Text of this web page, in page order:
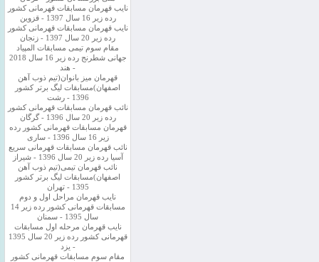
نایب قهرمان مسابقات قهرمانی کشور
رده زیر 16 سال 1397 - قزوین
نایب قهرمان مسابقات قهرمانی کشور
رده زیر 20 سال 1397 - زنجان
مقام سوم تیمی مسابقات المپیاد
جهانی شطرنج رده زیر 16 سال 2018
- هند
قهرمان میز بانوان(تیم ذوب آهن
اصفهان)مسابقات لیگ برتر کشور
1396 - رشت
نائب قهرمان مسابقات قهرمانی کشور
رده زیر 20 سال 1396 - گرگان
قهرمان مسابقات قهرمانی کشور رده
زیر 16 سال 1396 - ساری
نائب قهرمان مسابقات قهرمانی سریع
آسیا رده زیر 20 سال 1396 - شیراز
نائب قهرمان تیمی(تیم ذوب آهن
اصفهان)مسابقات لیگ برتر کشور
1395 - تهران
نایب قهرمان مراحل اول و دوم
مسابقات قهرمانی کشور رده زیر 14
سال 1395 - سمنان
نایب قهرمان مرحله اول مسابقات
قهرمانی کشور رده زیر 20 سال 1395
- یزد
مقام سوم مسابقات قهرمانی کشور